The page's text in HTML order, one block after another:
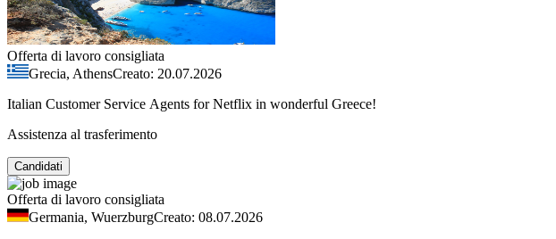
Offerta di lavoro consigliata
Grecia, AthensCreato: 20.07.2026
Italian Customer Service Agents for Netflix in wonderful Greece!
Assistenza al trasferimento
Candidati
Offerta di lavoro consigliata
Germania, WuerzburgCreato: 08.07.2026